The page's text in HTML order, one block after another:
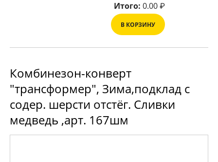
Итого: 0.00₽
В КОРЗИНУ
Комбинезон-конверт
"трансформер", Зима,подклад с
содер. шерсти отстёг. Сливки
медведь ,арт. 167шм